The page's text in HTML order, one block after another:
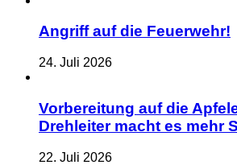
Angriff auf die Feuerwehr!
24. Juli 2026
Vorbereitung auf die
Drehleiter macht es mehr
22. Juli 2026